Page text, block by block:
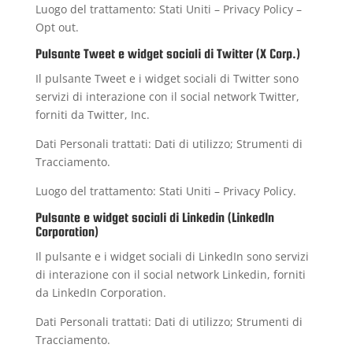
Luogo del trattamento: Stati Uniti – Privacy Policy–
Opt out.
Pulsante Tweet e widget sociali di Twitter (X Corp.)
Il pulsante Tweet e i widget sociali di Twitter sono
servizi di interazione con il social network Twitter,
forniti da Twitter, Inc.
Dati Personali trattati: Dati di utilizzo; Strumenti di
Tracciamento.
Luogo del trattamento: Stati Uniti – Privacy Policy.
Pulsante e widget sociali di Linkedin (LinkedIn
Corporation)
Il pulsante e i widget sociali di LinkedIn sono servizi
di interazione con il social network Linkedin, forniti
da LinkedIn Corporation.
Dati Personali trattati: Dati di utilizzo; Strumenti di
Tracciamento.